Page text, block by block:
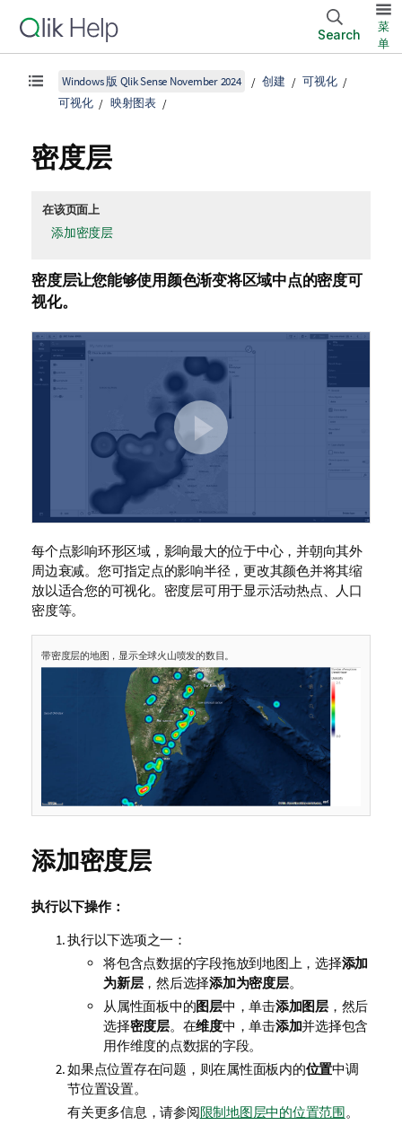
Search
菜
单
Windows 版 Qlik Sense November 2024 创建
可视化
可视化
映射图表
密度层
在该页面上
添加密度层
密度层让您能够使用颜色渐变将区域中点的密度可
视化。
每个点影响环形区域，影响最大的位于中心，并朝向其外
周边衰减。您可指定点的影响半径，更改其颜色并将其缩
放以适合您的可视化。密度层可用于显示活动热点、人口
密度等。
带密度层的地图，显示全球火山喷发的数目。
添加密度层
执行以下操作：
执行以下选项之一：
将包含点数据的字段拖放到地图上，选择添加
为新层，然后选择添加为密度层。
从属性面板中的图层中，单击添加图层，然后
选择密度层。在维度中，单击添加并选择包含
用作维度的点数据的字段。
如果点位置存在问题，则在属性面板内的位置中调
节位置设置。
有关更多信息，请参阅限制地图层中的位置范围。